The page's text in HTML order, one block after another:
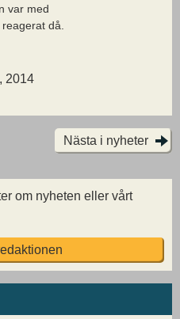
var med
då.
2014
Nästa i nyheter
om nyheten eller vårt